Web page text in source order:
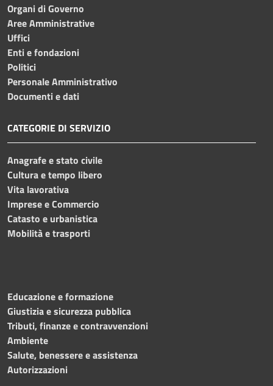
Organi di Governo
Aree Amministrative
Uffici
Enti e fondazioni
Politici
Personale Amministrativo
Documenti e dati
CATEGORIE DI SERVIZIO
Anagrafe e stato civile
Cultura e tempo libero
Vita lavorativa
Imprese e Commercio
Catasto e urbanistica
Mobilità e trasporti
Educazione e formazione
Giustizia e sicurezza pubblica
Tributi, finanze e contravvenzioni
Ambiente
Salute, benessere e assistenza
Autorizzazioni